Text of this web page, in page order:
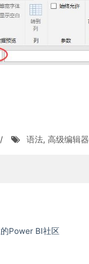
/ 语法, 高级编辑器
Power BI社区